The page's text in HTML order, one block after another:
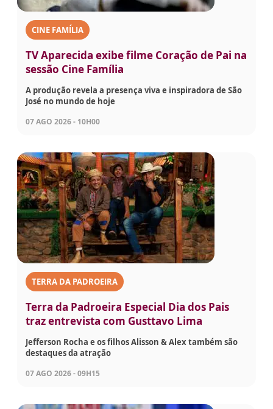
CINE FAMÍLIA
TV Aparecida exibe filme Coração de Pai na
sessão Cine Família
A produção revela a presença viva e inspiradora de São
José no mundo de hoje
07 AGO 2026 - 10H00
TERRA DA PADROEIRA
Terra da Padroeira Especial Dia dos Pais
traz entrevista com Gusttavo Lima
Jefferson Rocha e os filhos Alisson & Alex também são
destaques da atração
07 AGO 2026 - 09H15